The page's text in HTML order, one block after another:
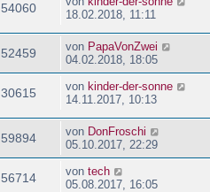
54060
18.02.2018, 11:11
52459 von PapaVonZwei
04.02.2018, 18:05
30615 von kinder-der-sonne
14.11.2017, 10:13
59894 von DonFroschi
05.10.2017, 22:29
56714 von tech
05.08.2017, 16:05